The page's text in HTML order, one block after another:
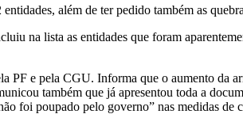
além de ter pedido também as
na lista as entidades que foram
PF e pela CGU. Informa que o aumento da
também que já apresentou toda a
foi poupado pelo governo” nas medidas de